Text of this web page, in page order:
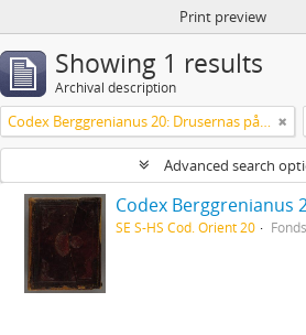
Print preview
Showing 1 results
Archival description
Codex Berggrenianus 20: Drusernas på Libanon heliga bok
Advanced search
SE S-HS Cod. Orient 20 Fonds